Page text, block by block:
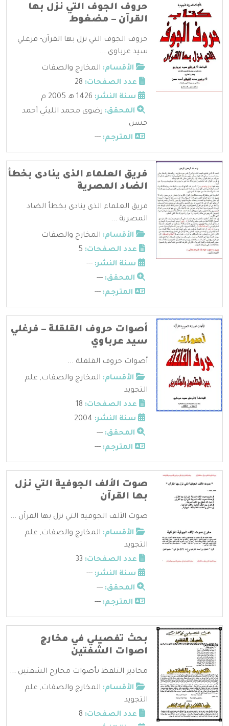
حروف الجوف التي نزل بها
القرآن – مضغوط
حروف الجوف التي نزل بها القرآن- فرغلي
سيد عرباوي ...
الأقسام: المخارج والصفات
عدد الصفحات:
سنة النشر:
المحقق: رضوى محمد الليثي أحمد
حسن
المترجم: ---
فريق العلماء الذى ينادى بخطأ
الضاد المصرية
فريق العلماء الذى ينادى بخطأ الضاد
المصرية ...
الأقسام: المخارج والصفات
عدد الصفحات:
سنة النشر: ---
المحقق: ---
المترجم: ---
أصوات حروف القلقلة – فرغلي
سيد عرباوي
أصوات حروف القلقلة ...
الأقسام: المخارج والصفات, علم
التجويد
عدد الصفحات:
سنة النشر:
المحقق: ---
المترجم: ---
صوت الألف الجوفية التي نزل
بها القرآن
صوت الألف الجوفية التي نزل بها القرآن ...
الأقسام: المخارج والصفات, علم
التجويد
عدد الصفحات:
سنة النشر: ---
المحقق: ---
المترجم: ---
بحث تفصيلي في مخارج
اصوات الشفتين
محاذير التلفظ بأصوات مخارج الشفتين ...
الأقسام: المخارج والصفات, علم
التجويد
عدد الصفحات: